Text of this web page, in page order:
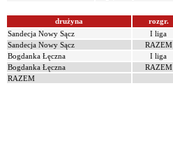
drużyna rozgr.
Sandecja Nowy Sącz
I liga
Sandecja Nowy Sącz
RAZEM
Bogdanka Łęczna
I liga
Bogdanka Łęczna
RAZEM
RAZEM